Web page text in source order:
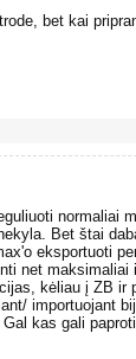
bet kai
normaliai
Bet štai
eksportuoti
net
kėliau į ZB ir
importuojant
kas gali